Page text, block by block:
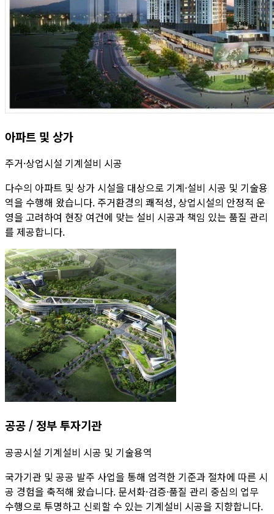
아파트 및 상가
주거·상업시설 기계설비 시공
다수의 아파트 및 상가 시설을 대상으로 기계·설비 시공 및 기술용
역을 수행해 왔습니다. 주거환경의 쾌적성, 상업시설의 안정적 운
영을 고려하여 현장 여건에 맞는 설비 시공과 책임 있는 품질 관리
를 제공합니다.
공공 / 정부 투자기관
공공시설 기계설비 시공 및 기술용역
국가기관 및 공공 발주 사업을 통해 엄격한 기준과 절차에 따른 시
공 경험을 축적해 왔습니다. 문서화·검증·품질 관리 중심의 업무
수행으로 투명하고 신뢰할 수 있는 기계설비 시공을 지향합니다.